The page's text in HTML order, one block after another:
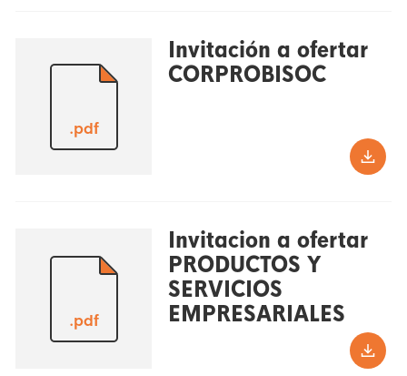
.pdf
Invitación a ofertar
CORPROBISOC
.pdf
Invitacion a ofertar
PRODUCTOS Y
SERVICIOS
EMPRESARIALES